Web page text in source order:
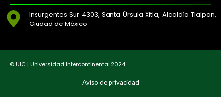
Insurgentes Sur 4303, Santa Úrsula Xitla, Alcaldía Tlalpan,
Ciudad de México
© UIC | Universidad Intercontinental 2024.
Aviso de privacidad